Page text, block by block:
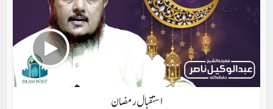
استقبال رمضان